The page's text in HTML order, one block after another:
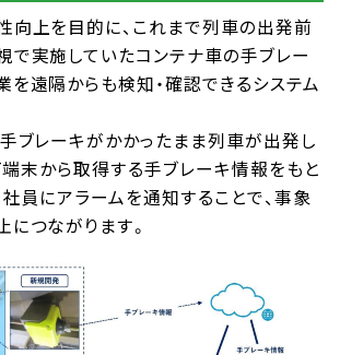
向上を目的に、これまで列車の出発前
で実施していたコンテナ車の手ブレー
遠隔からも検知・確認できるシステム
ブレーキがかかったまま列車が出発し
端末から取得する手ブレーキ情報をもと
員にアラームを通知することで、事象
つながります。